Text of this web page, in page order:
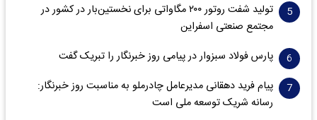
تولید شفت روتور ۲۰۰ مگاواتی برای نخستین‌بار در کشور در
مجتمع صنعتی اسفراین
پارس فولاد سبزوار در پیامی روز خبرنگار را تبریک گفت
پیام فرید دهقانی مدیرعامل چادرملو به مناسبت روز خبرنگار:
رسانه شریک توسعه ملی است